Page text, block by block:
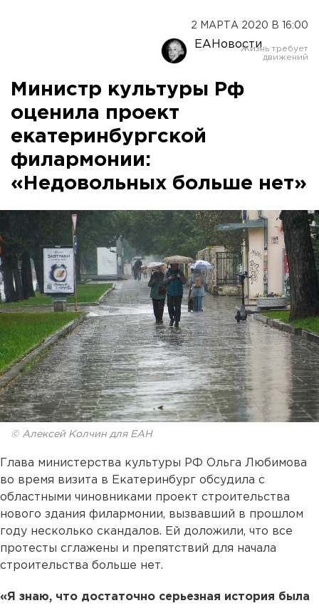
2 МАРТА 2020 В 16:00
ЕАНовости
Министр культуры Рф
оценила проект
екатеринбургской
филармонии:
«Недовольных больше нет»
© Алексей Колчин для ЕАН
Глава министерства культуры РФ Ольга Любимова
во время визита в Екатеринбург обсудила с
областными чиновниками проект строительства
нового здания филармонии, вызвавший в прошлом
году несколько скандалов. Ей доложили, что все
протесты сглажены и препятствий для начала
строительства больше нет.
«Я знаю, что достаточно серьезная история была